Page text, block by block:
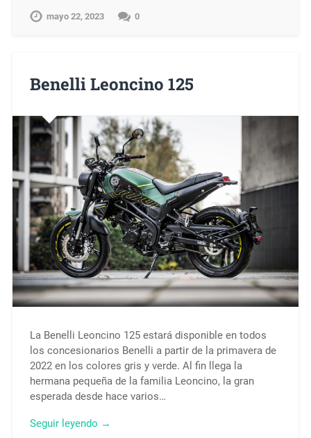
mayo 22, 2023 0
Benelli Leoncino 125
La Benelli Leoncino 125 estará disponible en todos
los concesionarios Benelli a partir de la primavera de
2022 en los colores gris y verde. Al fin llega la
hermana pequeña de la familia Leoncino, la gran
esperada desde hace varios…
Seguir leyendo →